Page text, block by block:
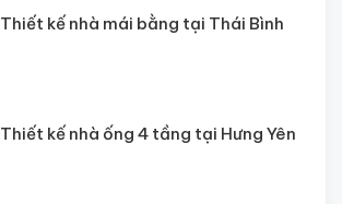
Thiết kế nhà mái bằng tại Thái Bình
Thiết kế nhà ống 4 tầng tại Hưng Yên